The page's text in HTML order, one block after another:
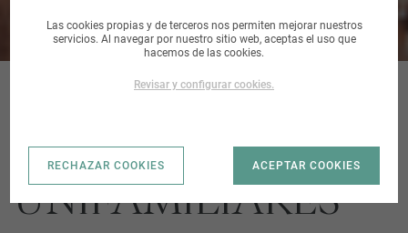
221
UNIFAMILIARES
Las cookies propias y de terceros nos permiten mejorar nuestros
servicios. Al navegar por nuestro sitio web, aceptas el uso que
hacemos de las cookies.
Revisar y configurar cookies.
RECHAZAR COOKIES ACEPTAR COOKIES